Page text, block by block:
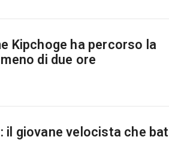
Kipchoge ha percorso la
di due ore
il giovane velocista che